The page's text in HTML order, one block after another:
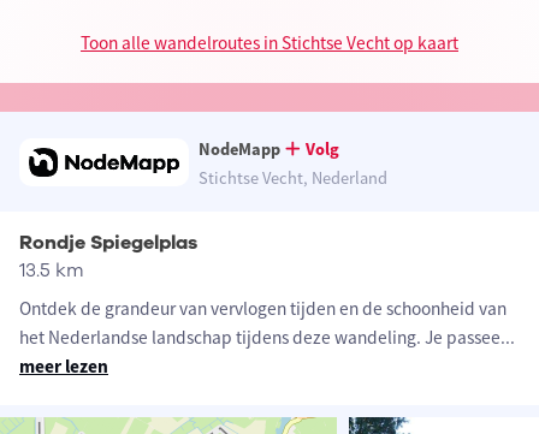
Toon alle wandelroutes in Stichtse Vecht op kaart
NodeMapp
Volg
Stichtse Vecht, Nederland
Rondje Spiegelplas
13.5 km
Ontdek de grandeur van vervlogen tijden en de schoonheid van
het Nederlandse landschap tijdens deze wandeling. Je passee...
meer lezen